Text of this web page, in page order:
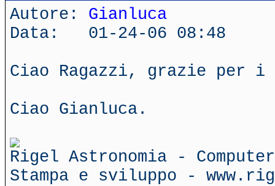
Autore: Gianluca
Data: 01-24-06 08:48
Ciao Ragazzi, grazie per i
Ciao Gianluca.
Rigel Astronomia -
Stampa e sviluppo -